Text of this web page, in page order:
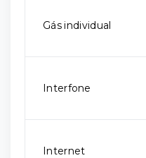
Gás individual
Interfone
Internet